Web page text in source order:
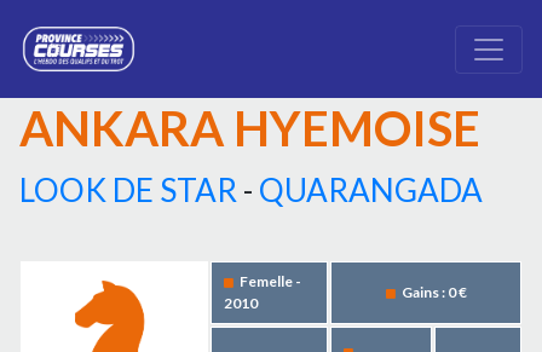
ANKARA HYEMOISE
LOOK DE STAR - QUARANGADA
Femelle -
2010
Gains : 0 €